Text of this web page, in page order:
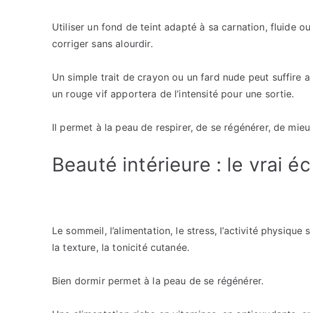
Utiliser un fond de teint adapté à sa carnation, fluide
corriger sans alourdir.
Un simple trait de crayon ou un fard nude peut suffire
un rouge vif apportera de l’intensité pour une sortie.
Il permet à la peau de respirer, de se régénérer, de
Beauté intérieure : le vrai
Le sommeil, l’alimentation, le stress, l’activité
la texture, la tonicité cutanée.
Bien dormir permet à la peau de se régénérer.